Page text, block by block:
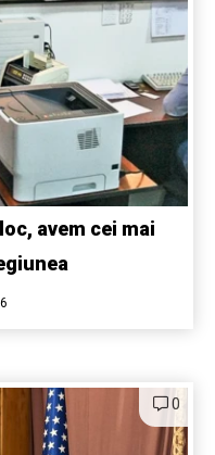
avem cei mai
0